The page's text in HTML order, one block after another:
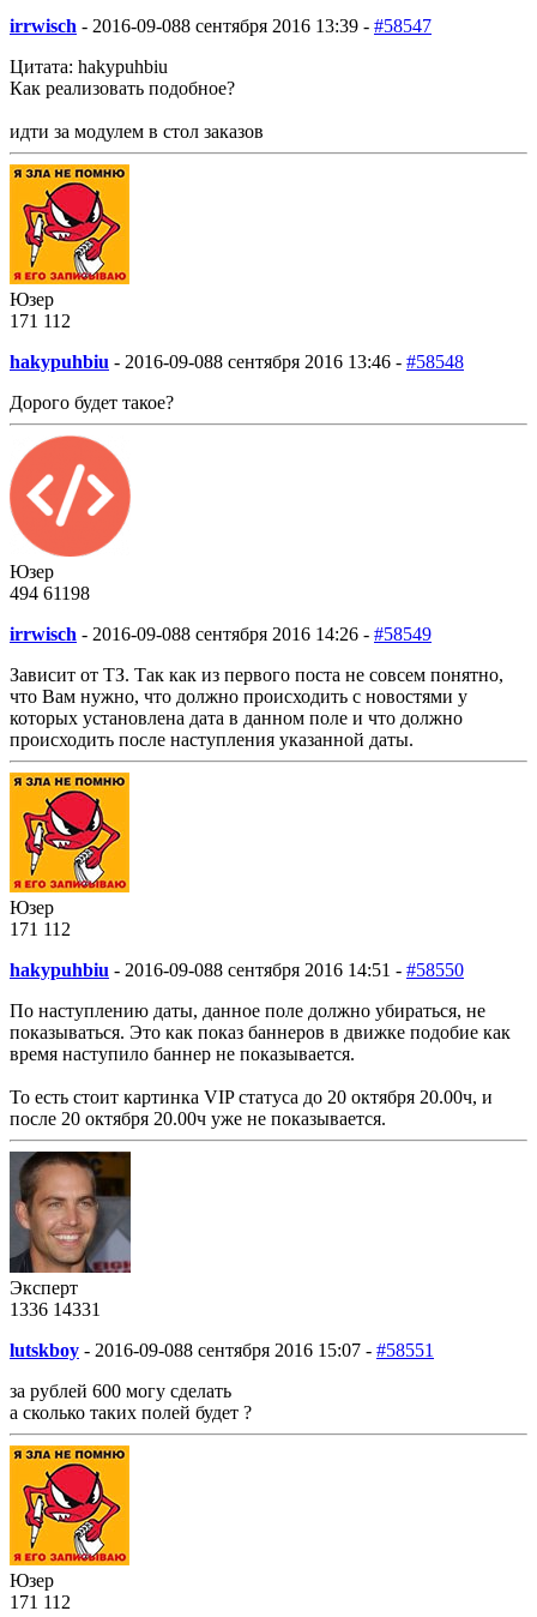
irrwisch - 2016-09-088 сентября 2016 13:39 - #58547
Цитата: hakypuhbiu
Как реализовать подобное?
идти за модулем в стол заказов
Юзер
171 112
hakypuhbiu - 2016-09-088 сентября 2016 13:46 - #58548
Дорого будет такое?
Юзер
494 61198
irrwisch - 2016-09-088 сентября 2016 14:26 - #58549
Зависит от ТЗ. Так как из первого поста не совсем понятно,
что Вам нужно, что должно происходить с новостями у
которых установлена дата в данном поле и что должно
происходить после наступления указанной даты.
Юзер
171 112
hakypuhbiu - 2016-09-088 сентября 2016 14:51 - #58550
По наступлению даты, данное поле должно убираться, не
показываться. Это как показ баннеров в движке подобие как
время наступило баннер не показывается.
То есть стоит картинка VIP статуса до 20 октября 20.00ч, и
после 20 октября 20.00ч уже не показывается.
Эксперт
1336 14331
lutskboy - 2016-09-088 сентября 2016 15:07 - #58551
за рублей 600 могу сделать
а сколько таких полей будет ?
Юзер
171 112